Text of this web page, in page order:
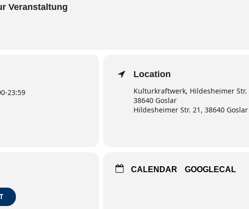
Veranstaltung
-23:59
Location
Kulturkraftwerk, Hildesheimer Str.
38640 Goslar
Hildesheimer Str. 21, 38640 Goslar
CALENDAR GOOGLECAL